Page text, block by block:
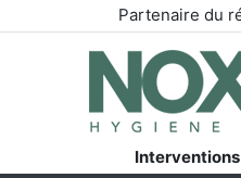
Partenaire du